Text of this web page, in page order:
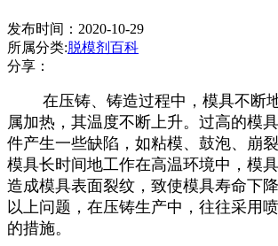
发布时间：2020-10-29
所属分类:脱模剂百科
分享：
在压铸、铸造过程中，模具不断
属加热，其温度不断上升。过高的模
件产生一些缺陷，如粘模、鼓泡、崩
模具长时间地工作在高温环境中，模
造成模具表面裂纹，致使模具寿命下
以上问题，在压铸生产中，往往采用
的措施。